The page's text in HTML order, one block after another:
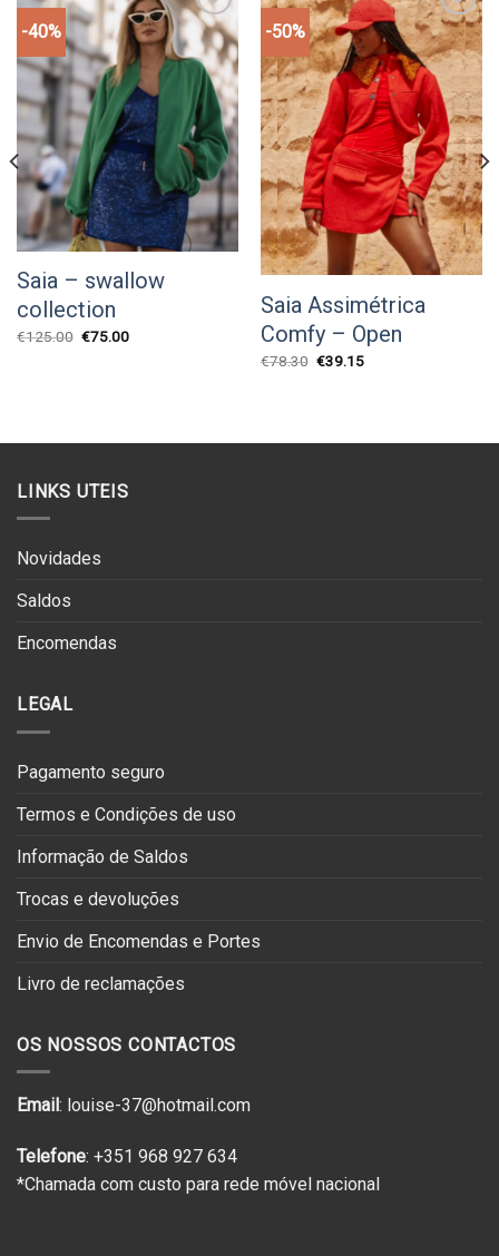
-40%
Add to
wishlist
Saia – swallow
collection
€125.00 O
€75.00O
-50%
Add to
wishlist
Saia Assimétrica
Comfy – Open
€78.30 O
€39.15O
LINKS UTEIS
Novidades
Saldos
Encomendas
LEGAL
Pagamento seguro
Termos e Condições de uso
Informação de Saldos
Trocas e devoluções
Envio de Encomendas e Portes
Livro de reclamações
OS NOSSOS CONTACTOS
Email : louise-37@hotmail.com
Telefone: +351 968 927 634
*Chamada com custo para rede móvel nacional